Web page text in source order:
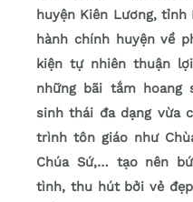
huyện Kiên Lương, tỉnh
hành chính huyện về
kiện tự nhiên thuận
những bãi tắm hoang
sinh thái đa dạng vừa
trình tôn giáo như
Chúa Sứ,… tạo nên
tình, thu hút bởi vẻ